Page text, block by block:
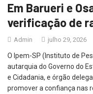
Em Barueri e
verificação de
Admin julho 29, 2026
O Ipem-SP (Instituto de
autarquia do Governo do
e Cidadania, e órgão
promover a confiança nas